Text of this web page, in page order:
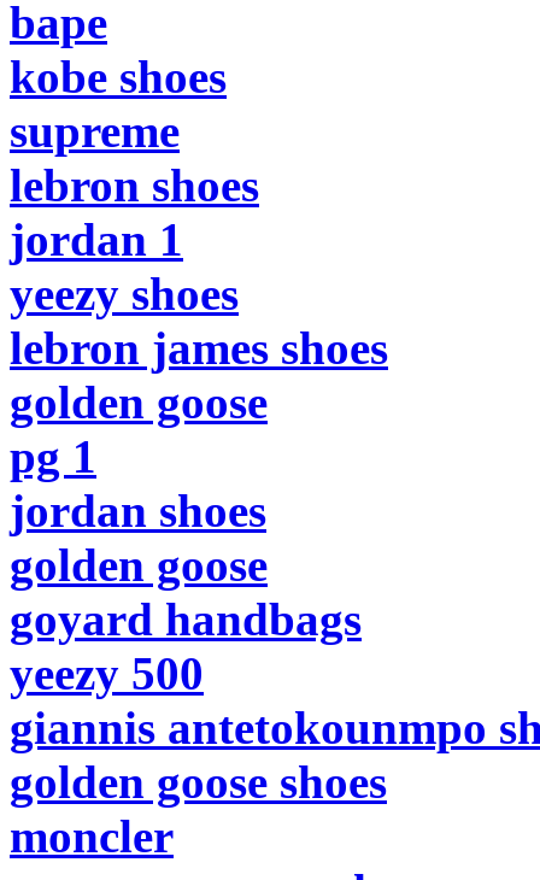
bape
kobe shoes
supreme
lebron shoes
jordan 1
yeezy shoes
lebron james shoes
golden goose
pg 1
jordan shoes
golden goose
goyard handbags
yeezy 500
giannis antetokounmpo
golden goose shoes
moncler